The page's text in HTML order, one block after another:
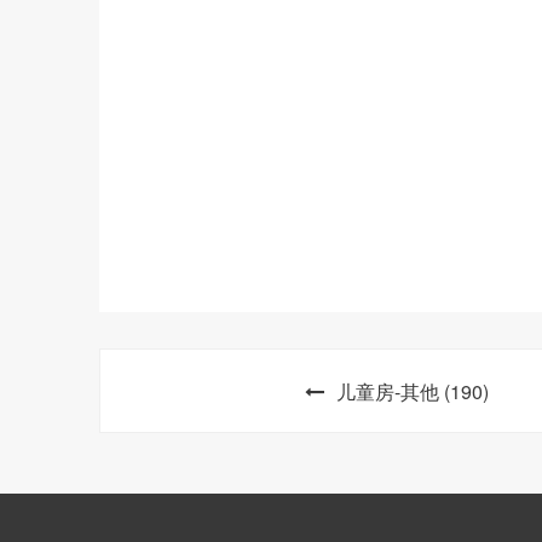
儿童房-其他 (190)